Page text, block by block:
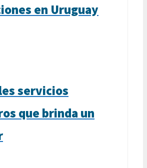
en Uruguay
servicios
que brinda un